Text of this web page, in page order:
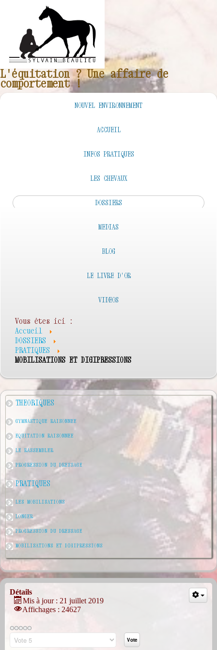
L'équitation ? Une affaire de
comportement !
NOUVEL ENVIRONNEMENT
ACCUEIL
INFOS PRATIQUES
LES CHEVAUX
DOSSIERS
MEDIAS
BLOG
LE LIVRE D'OR
VIDEOS
Vous êtes ici :
Accueil
DOSSIERS
PRATIQUES
MOBILISATIONS ET DIGIPRESSIONS
THEORIQUES
GYMNASTIQUE RAISONNEE
EQUITATION RAISONNEE
LE RASSEMBLER
PROGRESSION DU DRESSAGE
PRATIQUES
LES MOBILISATIONS
LONGER
PROGRESSION DU DRESSAGE
MOBILISATIONS ET DIGIPRESSIONS
Détails
Mis à jour : 21 juillet 2019
Affichages : 24627
Veuillez
voter